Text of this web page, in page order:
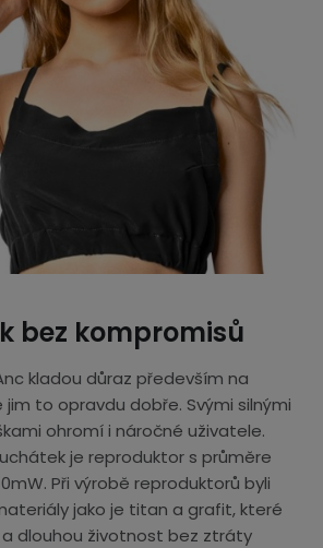
bez kompromisů
kladou důraz především na
to opravdu dobře. Svými silnými
ohromí i náročné uživatele.
je reproduktor s průměre
Při výrobě reproduktorů byli
jako je titan a grafit, které
a dlouhou životnost bez ztráty